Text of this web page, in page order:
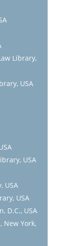
Library,
USA
USA
USA
USA
D.C., USA
New York,